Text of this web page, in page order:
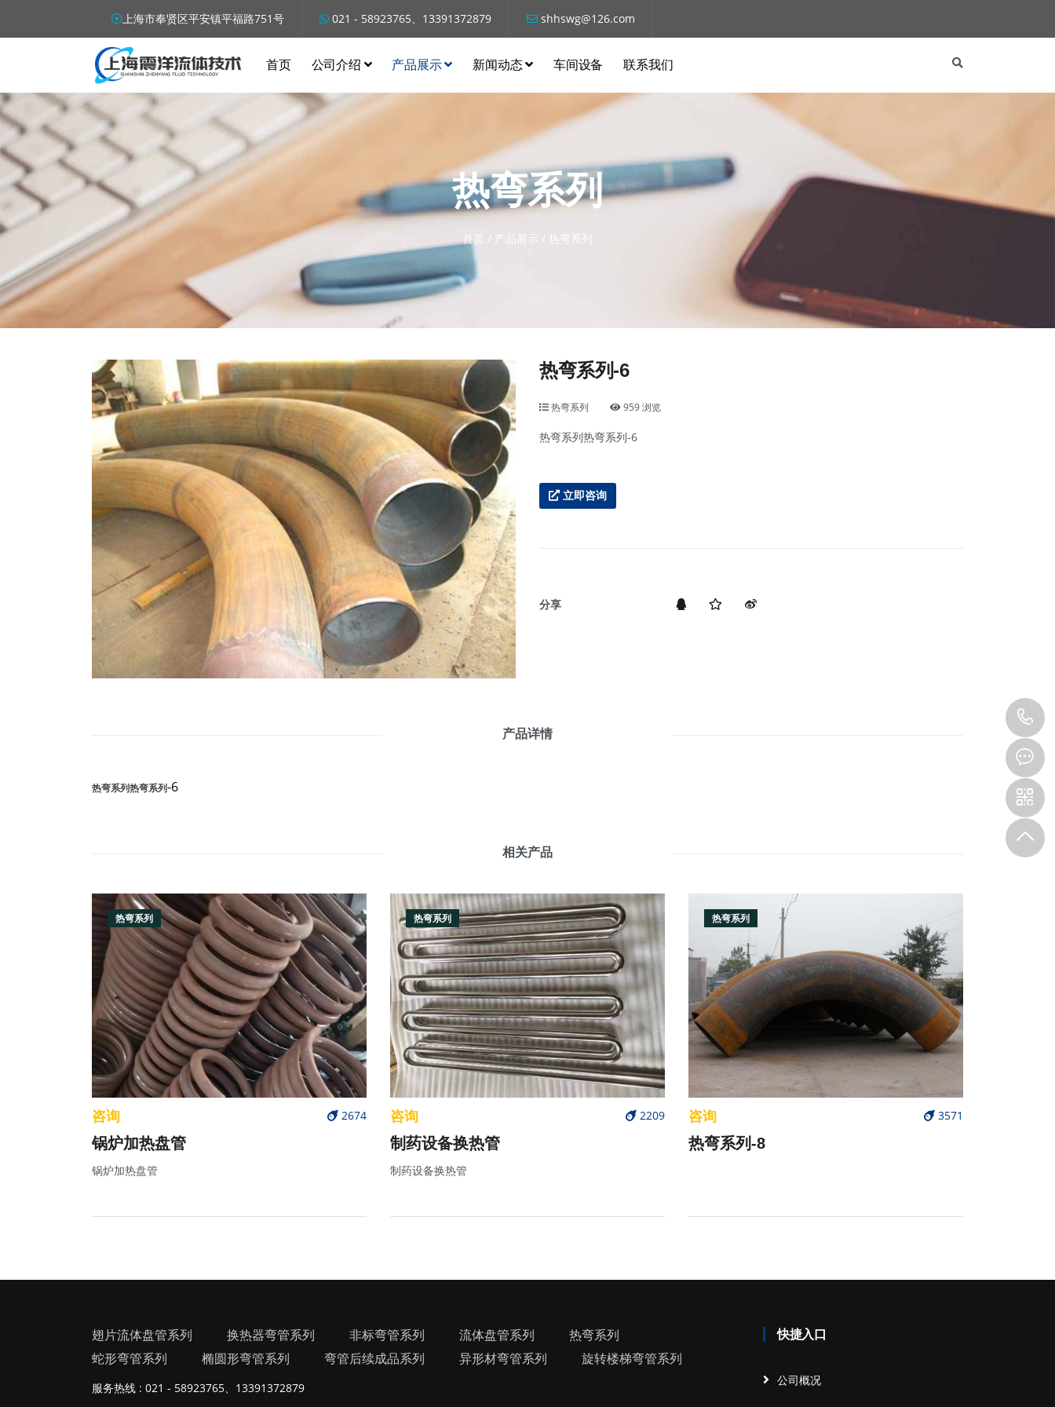
上海市奉贤区平安镇平福路751号 021 - 58923765、13391372879 shhswg@126.com
首页 公司介绍 产品展示 新闻动态 车间设备 联系我们
热弯系列
首页 / 产品展示 / 热弯系列
热弯系列-6
热弯系列 959 浏览
热弯系列热弯系列-6
立即咨询
分享
产品详情
热弯系列热弯系列-6
相关产品
热弯系列
2674
咨询
锅炉加热盘管
锅炉加热盘管
热弯系列
2209
咨询
制药设备换热管
制药设备换热管
热弯系列
3571
咨询
热弯系列-8
翅片流体盘管系列 换热器弯管系列 非标弯管系列 流体盘管系列
热弯系列
蛇形弯管系列
椭圆形弯管系列 弯管后续成品系列 异形材弯管系列 旋转楼梯弯管系列
服务热线 : 021 - 58923765、13391372879
快捷入口
公司概况